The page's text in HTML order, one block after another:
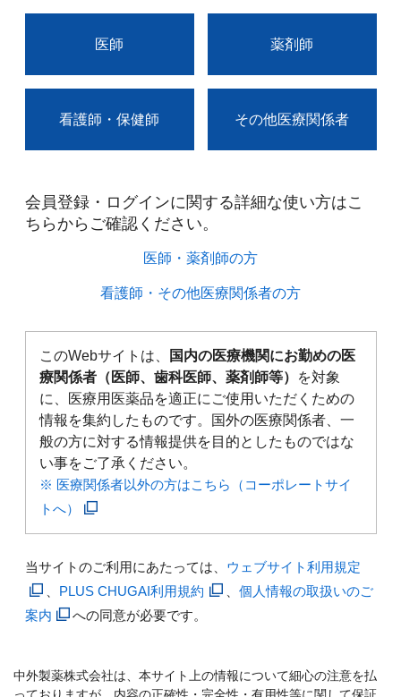
医師 薬剤師
看護師・保健師 その他医療関係者
会員登録・ログインに関する詳細な使い方はこ
ちらからご確認ください。​
医師・薬剤師の方​
看護師・その他医療関係者の方​
このWebサイトは、
国内の医療機関にお勤めの医
療関係者（医師、歯科医師、薬剤師等）
を対象
に、医療用医薬品を適正にご使用いただくための
情報を集約したものです。国外の医療関係者、一
般の方に対する情報提供を目的としたものではな
い事をご了承ください。
※ 医療関係者以外の方はこちら（コーポレートサイ
トへ）
当サイトのご利用にあたっては、 ウェブサイト利用規定
PLUS CHUGAI利用規約
個人情報の取扱いのご
案内
への同意が必要です。
中外製薬株式会社は、本サイト上の情報について細心の注意を払
っておりますが、内容の正確性・完全性・有用性等に関して保証